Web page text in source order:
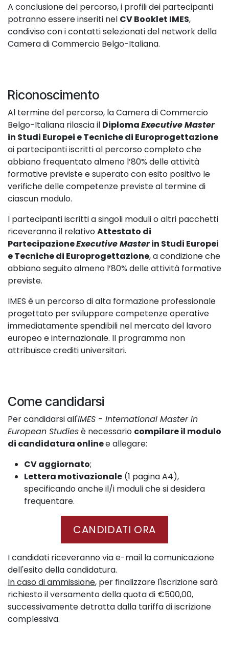
A conclusione del percorso, i profili dei partecipanti
potranno essere inseriti nel CV Booklet IMES,
condiviso con i contatti selezionati del network della
Camera di Commercio Belgo-Italiana.
Riconoscimento
Al termine del percorso, la Camera di Commercio
Belgo-Italiana rilascia il DiplomaExecutive Master
in Studi Europei e Tecniche di Europrogettazione
ai partecipanti iscritti al percorso completo che
abbiano frequentato almeno l’80% delle attività
formative previste e superato con esito positivo le
verifiche delle competenze previste al termine di
ciascun modulo.
I partecipanti iscritti a singoli moduli o altri pacchetti
riceveranno il relativoAttestato di
PartecipazioneExecutive Masterin Studi Europei
e Tecniche di Europrogettazione, a condizione che
abbiano seguito almeno l’80% delle attività formative
previste.
IMES è un percorso di alta formazione professionale
progettato per sviluppare competenze operative
immediatamente spendibili nel mercato del lavoro
europeo e internazionale. Il programma non
attribuisce crediti universitari.
Come candidarsi
Per candidarsi all'IMES - International Master in
European Studiesè necessario compilare il modulo
di candidatura onlinee allegare:
CV aggiornato;
Lettera motivazionale (1 pagina A4),
specificando anche il/i moduli che si desidera
frequentare.
CANDIDATI ORA
I candidati riceveranno via e-mail la comunicazione
dell'esito della candidatura.
In caso di ammissione, per finalizzare l'iscrizione sarà
richiesto il versamento della quota di €500,00,
successivamente detratta dalla tariffa di iscrizione
complessiva.